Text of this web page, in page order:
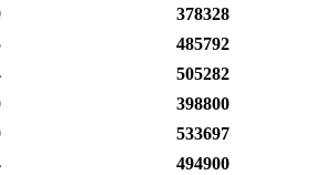
378328
485792
505282
398800
533697
494900